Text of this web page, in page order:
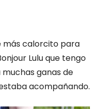
más calorcito para
Lulu que tengo
ganas de
acompañando.